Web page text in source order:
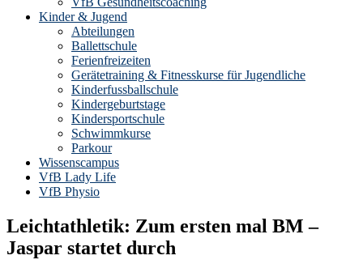
Kinder & Jugend
Abteilungen
Ballettschule
Ferienfreizeiten
Gerätetraining & Fitnesskurse für Jugendliche
Kinderfussballschule
Kindergeburtstage
Kindersportschule
Schwimmkurse
Parkour
Wissenscampus
VfB Lady Life
VfB Physio
Leichtathletik: Zum ersten mal BM –
Jaspar startet durch